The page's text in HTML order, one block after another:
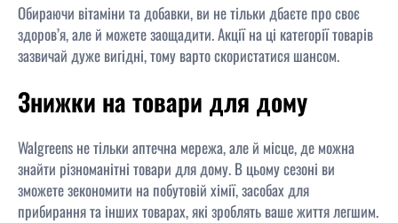
Обираючи вітаміни та добавки, ви не тільки дбаєте про своє
здоров’я, але й можете заощадити. Акції на ці категорії товарів
зазвичай дуже вигідні, тому варто скористатися шансом.
Знижки на товари для дому
Walgreens не тільки аптечна мережа, але й місце, де можна
знайти різноманітні товари для дому. В цьому сезоні ви
зможете зекономити на побутовій хімії, засобах для
прибирання та інших товарах, які зроблять ваше життя легшим.